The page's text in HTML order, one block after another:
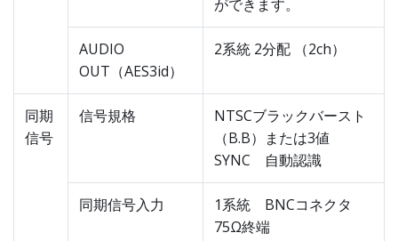
ができます。
AUDIO
OUT（AES3id）
2系統 2分配 （2ch）
同期
信号
信号規格
NTSCブラックバースト
（B.B）または3値
SYNC 自動認識
同期信号入力
1系統 BNCコネクタ
75Ω終端